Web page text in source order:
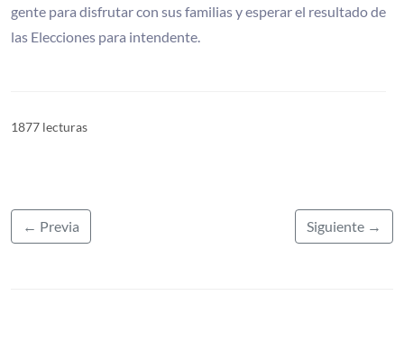
gente para disfrutar con sus familias y esperar el resultado de
las Elecciones para intendente.
1877 lecturas
← Previa Siguiente →